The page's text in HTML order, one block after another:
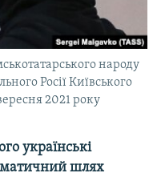
народу
Росії Київського
2021 року
українські
шлях